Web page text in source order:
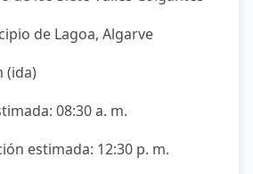
de Lagoa, Algarve
(ida)
08:30 a. m.
estimada: 12:30 p. m.